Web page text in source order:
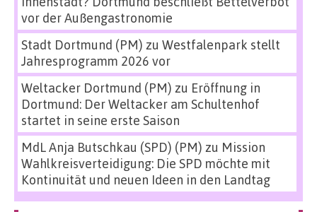
vor der Außengastronomie
Stadt Dortmund (PM) zu Westfalenpark stellt
Jahresprogramm 2026 vor
Weltacker Dortmund (PM) zu Eröffnung in
Dortmund: Der Weltacker am Schultenhof
startet in seine erste Saison
MdL Anja Butschkau (SPD) (PM) zu Mission
Wahlkreisverteidigung: Die SPD möchte mit
Kontinuität und neuen Ideen in den Landtag